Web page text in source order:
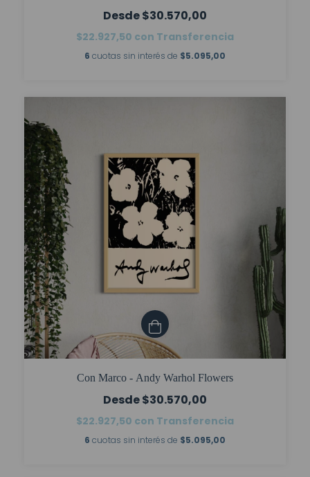
$30.570,00
$22.927,50 con Transferencia
6 cuotas sin interés de $5.095,00
Con Marco - Andy Warhol Flowers
$30.570,00
$22.927,50 con Transferencia
6 cuotas sin interés de $5.095,00